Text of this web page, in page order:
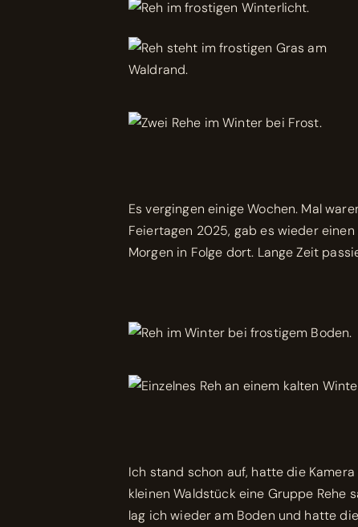
Es vergingen einige Wochen. Mal
Feiertagen 2025, gab es wieder
Morgen in Folge dort. Lange Zeit
Ich stand schon auf, hatte die
kleinen Waldstück eine Gruppe Rehe
lag ich wieder am Boden und hatte